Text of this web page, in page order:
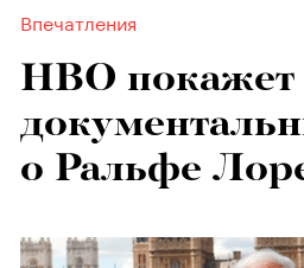
Впечатления
HBO
о Ральфе